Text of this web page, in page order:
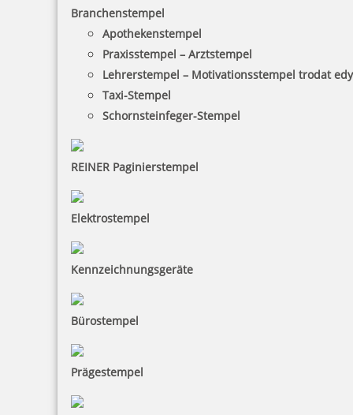
Branchenstempel
Apothekenstempel
Praxisstempel – Arztstempel
Lehrerstempel – Motivationsstempel trodat
Taxi-Stempel
Schornsteinfeger-Stempel
REINER Paginierstempel
Elektrostempel
Kennzeichnungsgeräte
Bürostempel
Prägestempel